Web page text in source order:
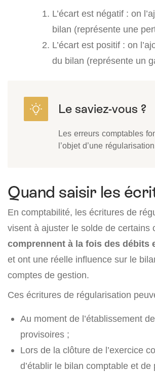
L’écart est négatif : on
bilan (représente une
L’écart est positif : on
du bilan (représente un
Les erreurs comptables
l’objet d’une
Quand saisir les
En comptabilité, les écritures de
visent à ajuster le solde de certains
comprennent à la fois des débits
et ont une réelle influence sur le
comptes de gestion.
Ces écritures de régularisation
Au moment de l’établissement
provisoires ;
Lors de la clôture de l’exercice
d’établir le bilan comptable et de